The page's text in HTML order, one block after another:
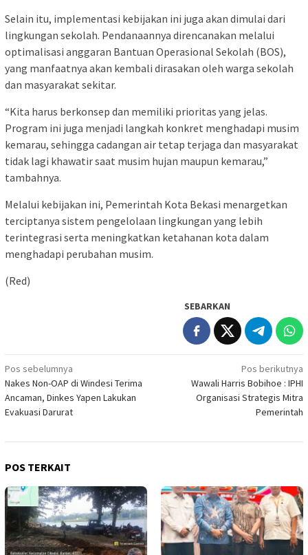
Selain itu, implementasi kebijakan ini juga akan dimulai dari
lingkungan sekolah. Pendanaannya direncanakan melalui
optimalisasi anggaran Bantuan Operasional Sekolah (BOS),
yang manfaatnya akan kembali dirasakan oleh warga sekolah
dan masyarakat sekitar.
“Kita harus berkonsep dan memiliki prioritas yang jelas.
Program ini juga menjadi langkah konkret menghadapi musim
kemarau, sehingga cadangan air tetap terjaga dan masyarakat
tidak lagi khawatir saat musim hujan maupun kemarau,”
tambahnya.
Melalui kebijakan ini, Pemerintah Kota Bekasi menargetkan
terciptanya sistem pengelolaan lingkungan yang lebih
terintegrasi serta meningkatkan ketahanan kota dalam
menghadapi perubahan musim.
(Red)
SEBARKAN
Navigasi
pos
Pos sebelumnya
Nakes Non-OAP di Windesi Terima
Ancaman, Dinkes Yapen Lakukan
Evakuasi Darurat
Pos berikutnya
Wawali Harris Bobihoe : IPHI
Organisasi Strategis Mitra
Pemerintah
POS TERKAIT